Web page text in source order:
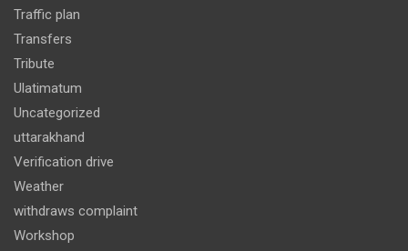
Traffic plan
Transfers
Tribute
Ulatimatum
Uncategorized
uttarakhand
Verification drive
Weather
withdraws complaint
Workshop